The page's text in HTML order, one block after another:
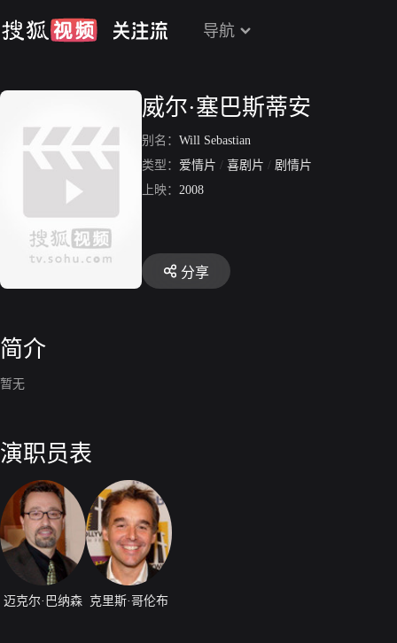
导航
威尔·塞巴斯蒂安
别名： Will Sebastian
类型： 爱情片 / 喜剧片 / 剧情片
上映： 2008
分享
简介
暂无
演职员表
迈克尔·巴纳森 克里斯·哥伦布